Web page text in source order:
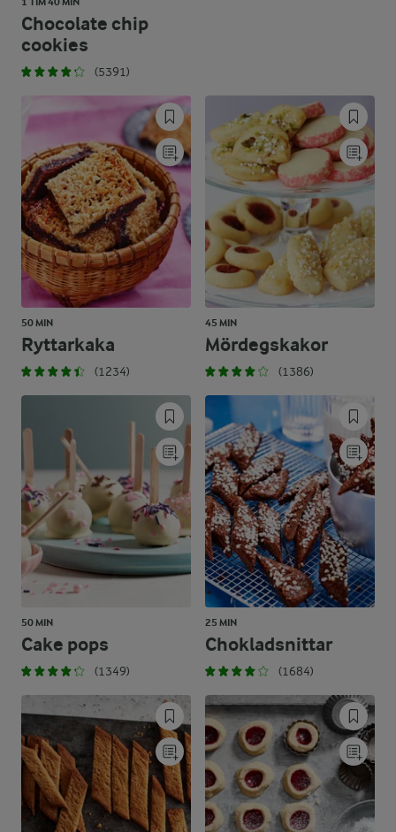
Chocolate chip
cookies
(5391)
50 MIN
Ryttarkaka
(1234)
45 MIN
Mördegskakor
(1386)
50 MIN
Cake pops
(1349)
25 MIN
Chokladsnittar
(1684)